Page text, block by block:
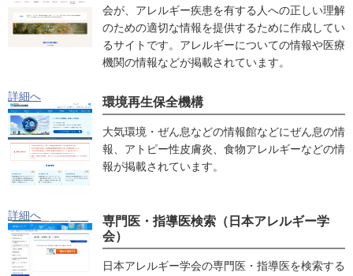
会が、アレルギー疾患を有する人への正しい理解
のための適切な情報を提供するために作成してい
るサイトです。アレルギーについての情報や医療
機関の情報などが掲載されています。
詳細へ 環境再生保全機構
大気環境・ぜん息などの情報館などにぜん息の情
報、アトピー性皮膚炎、食物アレルギーなどの情
報が掲載されています。
詳細へ
専門医・指導医検索（日本アレルギー学
会）
日本アレルギー学会の専門医・指導医を検索する